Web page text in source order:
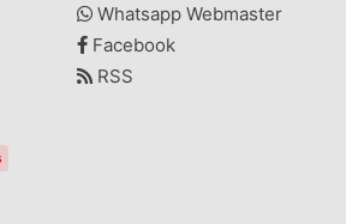
Whatsapp Webmaster
Facebook
RSS